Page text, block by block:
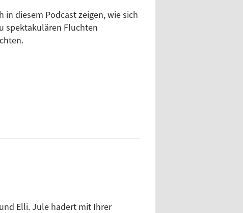
diesem Podcast zeigen, wie sich
spektakulären Fluchten
Elli. Jule hadert mit Ihrer